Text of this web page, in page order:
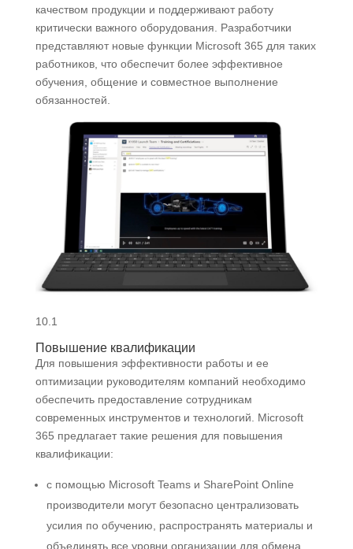
качеством продукции и поддерживают работу
критически важного оборудования. Разработчики
представляют новые функции Microsoft 365 для таких
работников, что обеспечит более эффективное
обучения, общение и совместное выполнение
обязанностей.
10.1
Повышение квалификации
Для повышения эффективности работы и ее
оптимизации руководителям компаний необходимо
обеспечить предоставление сотрудникам
современных инструментов и технологий. Microsoft
365 предлагает такие решения для повышения
квалификации:
с помощью Microsoft Teams и SharePoint Online
производители могут безопасно централизовать
усилия по обучению, распространять материалы и
объединять все уровни организации для обмена